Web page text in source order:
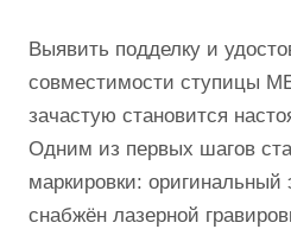
Выявить подделку и
совместимости ступицы
зачастую становится
Одним из первых шагов
маркировки: оригинальный
снабжён лазерной